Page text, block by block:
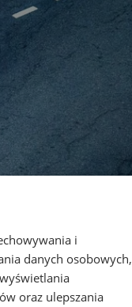
i
danych osobowych,
oraz ulepszania